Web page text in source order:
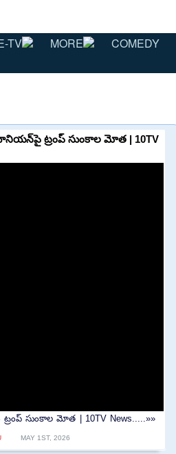
TV MORE COMEDY
ట్రంప్ సుంకాల మోత | 10TV
సుంకాల మోత | 10TV News.....»»
MAY 1ST, 2026